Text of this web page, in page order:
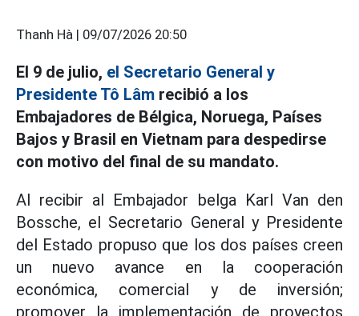
Thanh Hà | 09/07/2026 20:50
El 9 de julio, el Secretario General y
Presidente Tô Lâm recibió a los
Embajadores de Bélgica, Noruega, Países
Bajos y Brasil en Vietnam para despedirse
con motivo del final de su mandato.
Al recibir al Embajador belga Karl Van den
Bossche, el Secretario General y Presidente
del Estado propuso que los dos países creen
un nuevo avance en la cooperación
económica, comercial y de inversión;
promover la implementación de proyectos